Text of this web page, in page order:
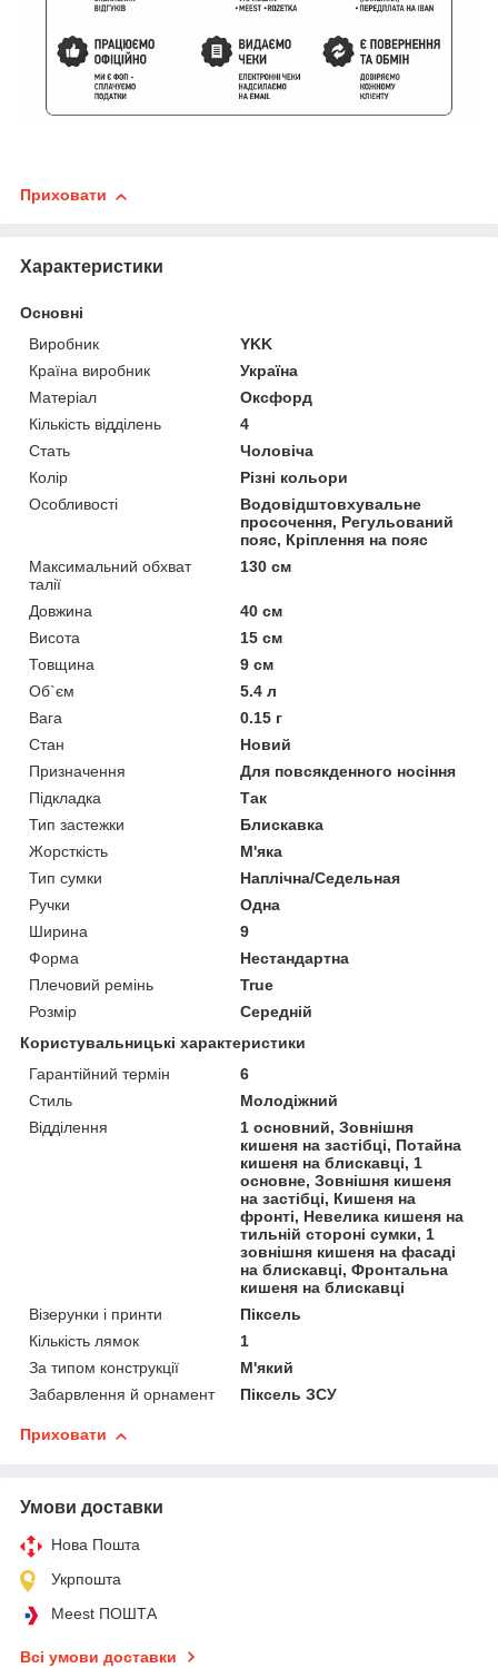
Приховати
Характеристики
Основні
Виробник
YKK
Країна виробник
Україна
Матеріал
Оксфорд
Кількість відділень
4
Стать
Чоловіча
Колір
Різні кольори
Особливості
Водовідштовхувальне
просочення, Регульований
пояс, Кріплення на пояс
Максимальний обхват
талії
130 см
Довжина
40 см
Висота
15 см
Товщина
9 см
Об`єм
5.4 л
Вага
0.15 г
Стан
Новий
Призначення
Для повсякденного носіння
Підкладка
Так
Тип застежки
Блискавка
Жорсткість
М'яка
Тип сумки
Наплічна/Седельная
Ручки
Одна
Ширина
9
Форма
Нестандартна
Плечовий ремінь
True
Розмір
Середній
Користувальницькі характеристики
Гарантійний термін
6
Стиль
Молодіжний
Відділення
1 основний, Зовнішня
кишеня на застібці, Потайна
кишеня на блискавці, 1
основне, Зовнішня кишеня
на застібці, Кишеня на
фронті, Невелика кишеня на
тильній стороні сумки, 1
зовнішня кишеня на фасаді
на блискавці, Фронтальна
кишеня на блискавці
Візерунки і принти
Піксель
Кількість лямок
1
За типом конструкції
М'який
Забарвлення й орнамент
Піксель ЗСУ
Приховати
Умови доставки
Нова Пошта
Укрпошта
Meest ПОШТА
Всі умови доставки